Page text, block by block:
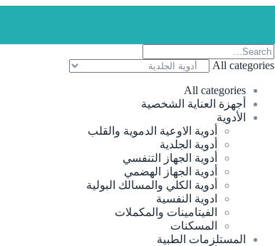
All categories
All categories
أجهزة العناية الشخصية
الأدوية
أدوية الاوعية الدموية والقلب
أدوية الجلدية
أدوية الجهاز التنفسي
أدوية الجهاز الهضمي
أدوية الكلي والمسالك البولية
ادوية النفسية
الفيتامينات والمكملات
المسكنات
المستلزمات الطبية